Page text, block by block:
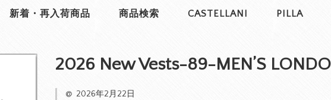
新着・再入荷商品 商品検索 CASTELLANI PILLA
2026 New Vests-89-MEN’S
2026年2月22日